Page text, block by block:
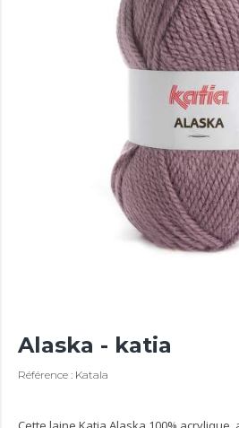
Alaska - katia
Référence : Katala